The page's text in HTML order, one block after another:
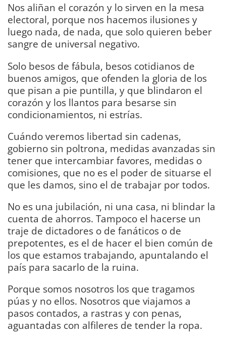
Nos aliñan el corazón y lo sirven en la mesa
electoral, porque nos hacemos ilusiones y
luego nada, de nada, que solo quieren beber
sangre de universal negativo.
Solo besos de fábula, besos cotidianos de
buenos amigos, que ofenden la gloria de los
que pisan a pie puntilla, y que blindaron el
corazón y los llantos para besarse sin
condicionamientos, ni estrías.
Cuándo veremos libertad sin cadenas,
gobierno sin poltrona, medidas avanzadas sin
tener que intercambiar favores, medidas o
comisiones, que no es el poder de situarse el
que les damos, sino el de trabajar por todos.
No es una jubilación, ni una casa, ni blindar la
cuenta de ahorros. Tampoco el hacerse un
traje de dictadores o de fanáticos o de
prepotentes, es el de hacer el bien común de
los que estamos trabajando, apuntalando el
país para sacarlo de la ruina.
Porque somos nosotros los que tragamos
púas y no ellos. Nosotros que viajamos a
pasos contados, a rastras y con penas,
aguantadas con alfileres de tender la ropa.